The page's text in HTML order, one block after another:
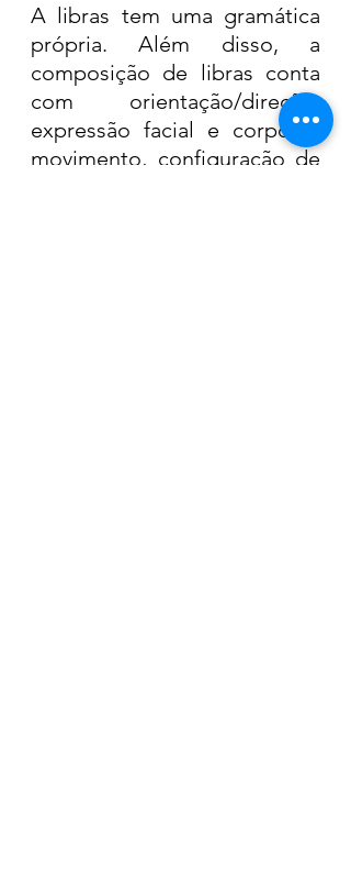
A libras tem uma gramática
própria. Além disso, a
composição de libras conta
com orientação/direção,
expressão facial e corporal,
movimento, configuração de